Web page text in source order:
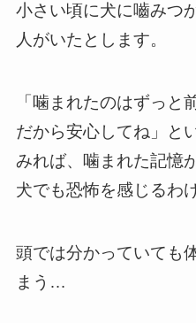
小さい頃に犬に嚙みつ
人がいたとします。
「噛まれたのはずっと
だから安心してね」と
みれば、噛まれた記憶
犬でも恐怖を感じるわ
頭では分かっていても
まう…